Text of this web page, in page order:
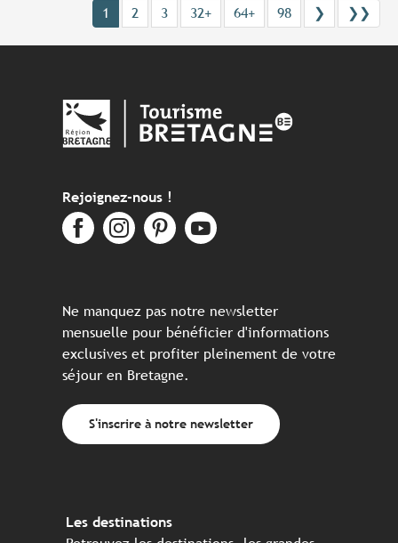
1 2 3 32+ 64+ 98 ❯ ❯❯
Rejoignez-nous !
Ne manquez pas notre newsletter
mensuelle pour bénéficier d'informations
exclusives et profiter pleinement de votre
séjour en Bretagne.
S'inscrire à notre newsletter
Les destinations